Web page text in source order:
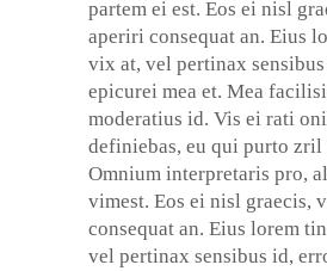
partem ei est. Eos ei nisl
aperiri consequat an. Eius
vix at, vel pertinax
epicurei mea et. Mea
moderatius id. Vis ei rati
definiebas, eu qui purto zril
Omnium interpretaris pro,
vimest. Eos ei nisl graecis,
consequat an. Eius lorem
vel pertinax sensibus id,